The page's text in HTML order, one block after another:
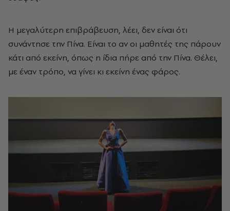
Η μεγαλύτερη επιβράβευση, λέει, δεν είναι ότι
συνάντησε την Πίνα. Είναι το αν οι μαθητές της πάρουν
κάτι από εκείνη, όπως η ίδια πήρε από την Πίνα. Θέλει,
με έναν τρόπο, να γίνει κι εκείνη ένας φάρος.